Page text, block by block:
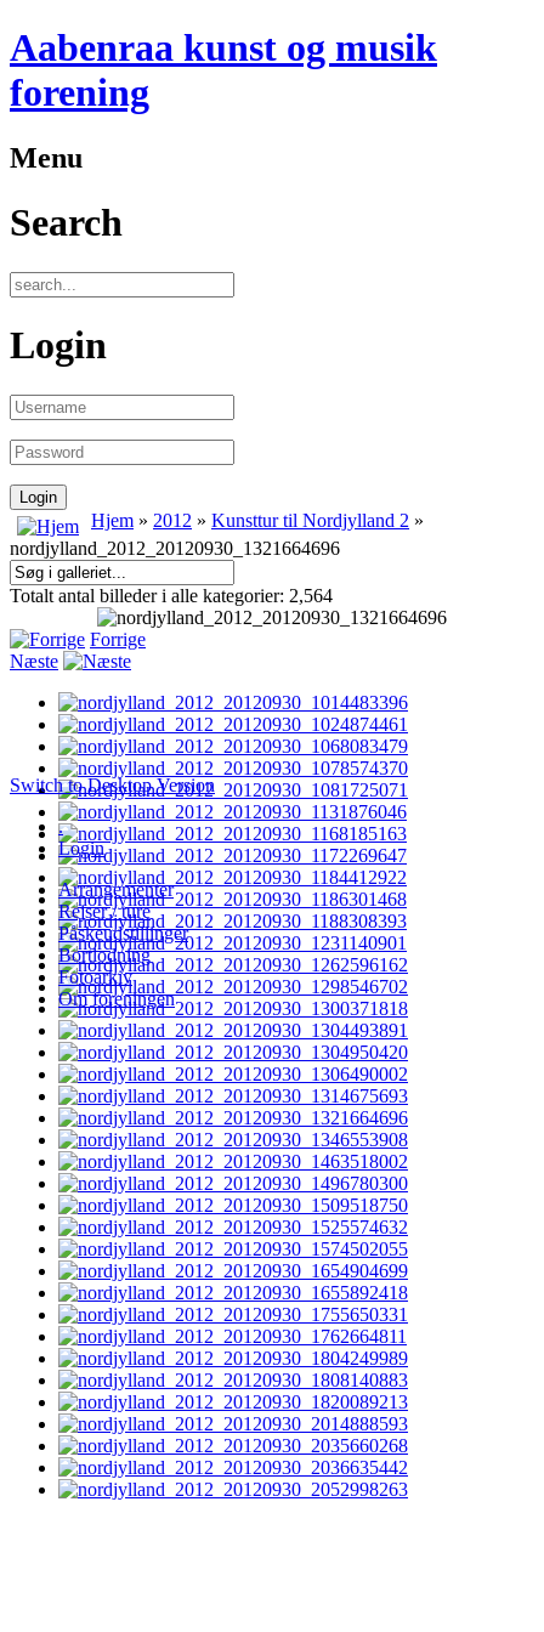
Aabenraa kunst og musik
forening
Menu
Search
Login
Hjem » 2012 » Kunsttur til Nordjylland 2 »
nordjylland_2012_20120930_1321664696
Totalt antal billeder i alle kategorier: 2,564
Forrige
Næste
Switch to Desktop Version
.
Login
Arrangementer
Rejser / ture
Påskeudstillinger
Bortlodning
Fotoarkiv
Om foreningen